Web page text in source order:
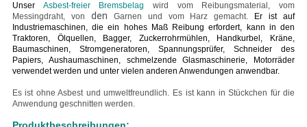
UnserAsbest-freier Bremsbelag wird vom Reibungsmaterial, vom
Messingdraht, von
den Garnen und vom Harz gemacht.
Er ist auf
Industriemaschinen, die ein hohes Maß Reibung erfordert, kann in den
Traktoren, Ölquellen, Bagger, Zuckerrohrmühlen, Handkurbel, Kräne,
Baumaschinen, Stromgeneratoren, Spannungsprüfer, Schneider des
Papiers, Aushaumaschinen, schmelzende Glasmaschinerie, Motorräder
verwendet werden und unter vielen anderen Anwendungen anwendbar.
Es ist ohne Asbest und umweltfreundlich. Es ist kann in Stückchen für die
Anwendung geschnitten werden.